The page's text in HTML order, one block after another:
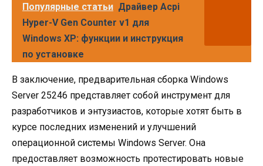
Популярные статьи Драйвер Acpi
Hyper-V Gen Counter v1 для
Windows XP: функции и инструкция
по установке
В заключение, предварительная сборка Windows
Server 25246 представляет собой инструмент для
разработчиков и энтузиастов, которые хотят быть в
курсе последних изменений и улучшений
операционной системы Windows Server. Она
предоставляет возможность протестировать новые